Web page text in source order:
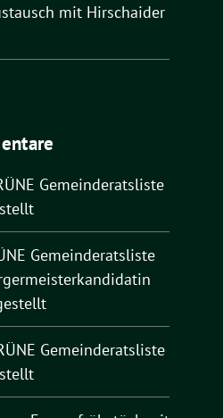
mit Hirschaider
Gemeinderatsliste
Gemeinderatsliste
Gemeinderatsliste